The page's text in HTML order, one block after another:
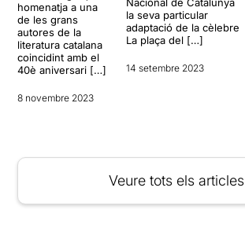
homenatja a una
de les grans
autores de la
literatura catalana
coincidint amb el
40è aniversari […]
8 novembre 2023
Nacional de Catalunya
la seva particular
adaptació de la cèlebre
La plaça del […]
14 setembre 2023
Veure tots els articles